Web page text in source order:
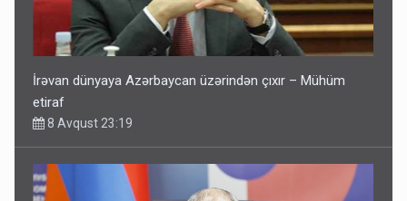
İrəvan dünyaya Azərbaycan üzərindən çıxır – Mühüm
etiraf
8 Avqust 23:19